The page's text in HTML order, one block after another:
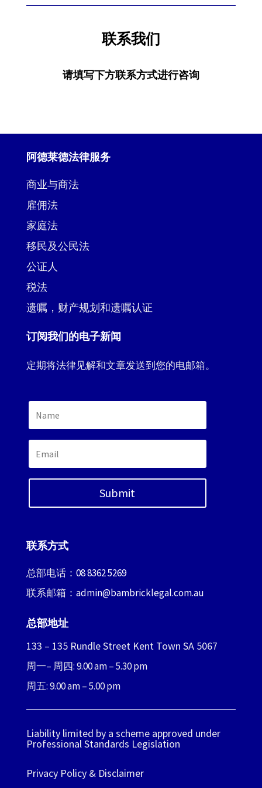
联系我们
请填写下方联系方式进行咨询
阿德莱德法律服务
商业与商法
雇佣法
家庭法
移民及公民法
公证人
税法
遗嘱，财产规划和遗嘱认证
订阅我们的电子新闻
定期将法律见解和文章发送到您的电邮箱。
Submit
联系方式
总部电话： 08 8362 5269
联系邮箱： admin@bambricklegal.com.au
总部地址
133 – 135 Rundle Street Kent Town SA 5067
周一– 周四: 9.00 am – 5.30 pm
周五: 9.00 am – 5.00 pm
Liability limited by a scheme approved under
Professional Standards Legislation
Privacy Policy & Disclaimer